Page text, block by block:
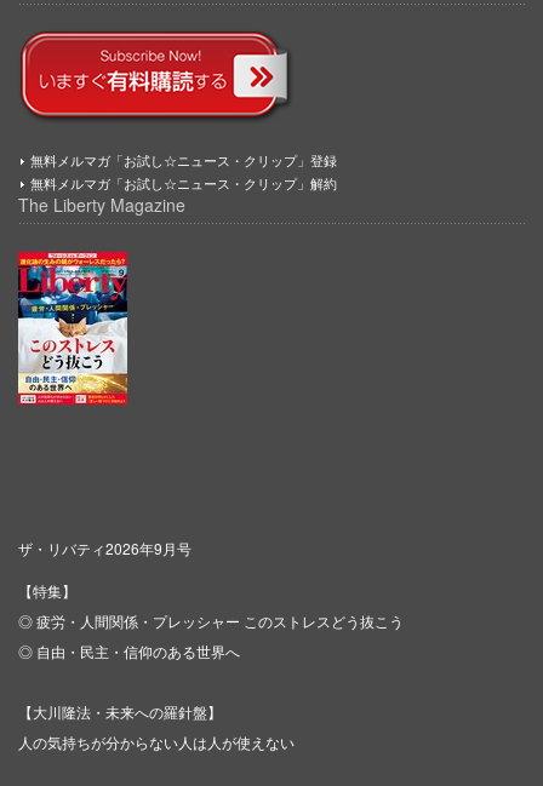
無料メルマガ「お試し☆ニュース・クリップ」登録
無料メルマガ「お試し☆ニュース・クリップ」解約
The Liberty Magazine
ザ・リバティ2026年9月号
【特集】
◎ 疲労・人間関係・プレッシャー このストレスどう抜こう
◎ 自由・民主・信仰のある世界へ
【大川隆法・未来への羅針盤】
人の気持ちが分からない人は人が使えない